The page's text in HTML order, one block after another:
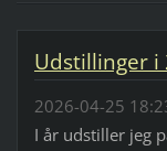
Udstillinger i
2026-04-25
I år udstiller jeg